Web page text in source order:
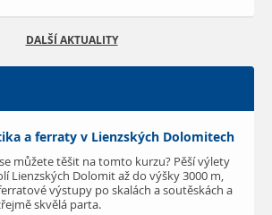
DALŠÍ AKTUALITY
a ferraty v Lienzských Dolomitech
můžete těšit na tomto kurzu? Pěší výlety
Lienzských Dolomit až do výšky 3000 m,
výstupy po skalách a soutěskách a
skvělá parta.